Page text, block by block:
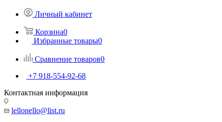
Личный кабинет
Корзина0
Избранные товары0
Сравнение товаров0
+7 918-554-92-68
Контактная информация
lellonello@list.ru